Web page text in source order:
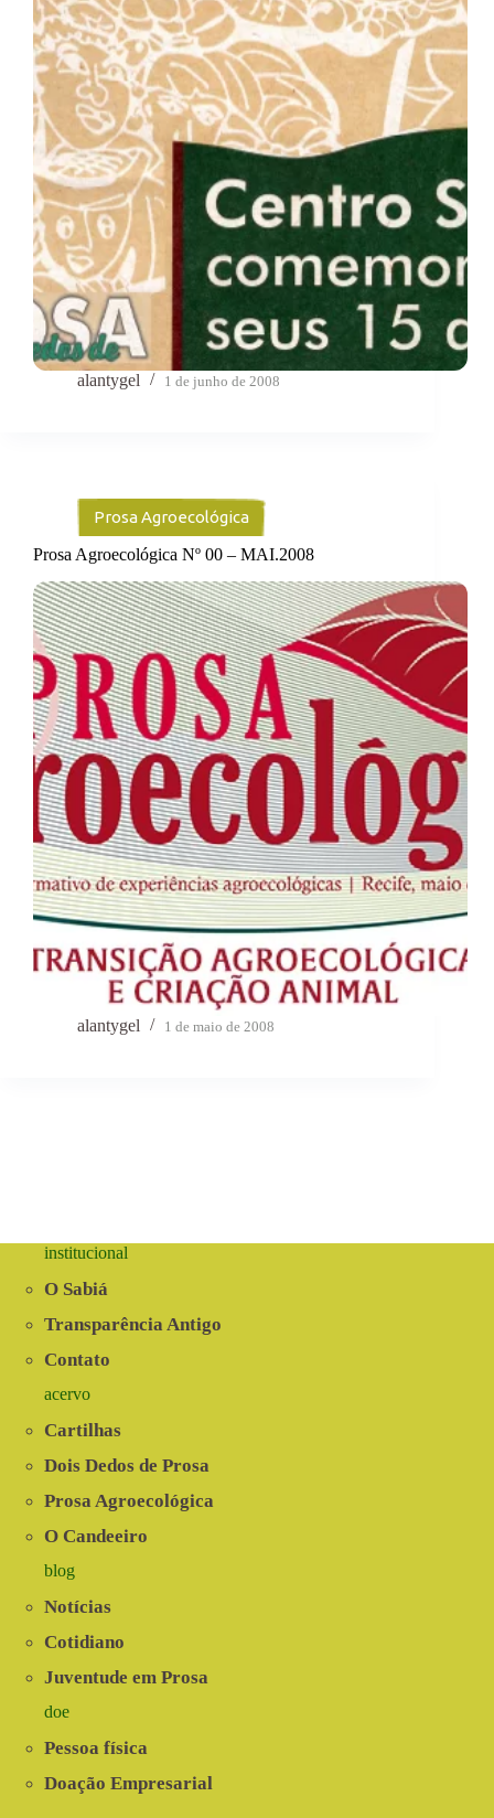
alantygel 1 de junho de 2008
Prosa Agroecológica
Prosa Agroecológica Nº 00 – MAI.2008
alantygel 1 de maio de 2008
institucional
O Sabiá
Transparência Antigo
Contato
acervo
Cartilhas
Dois Dedos de Prosa
Prosa Agroecológica
O Candeeiro
blog
Notícias
Cotidiano
Juventude em Prosa
doe
Pessoa física
Doação Empresarial